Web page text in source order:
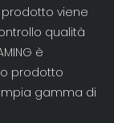
viene
qualità
è
prodotto
gamma di